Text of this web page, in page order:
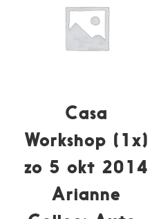
Casa
Workshop (1x)
zo 5 okt 2014
Arianne